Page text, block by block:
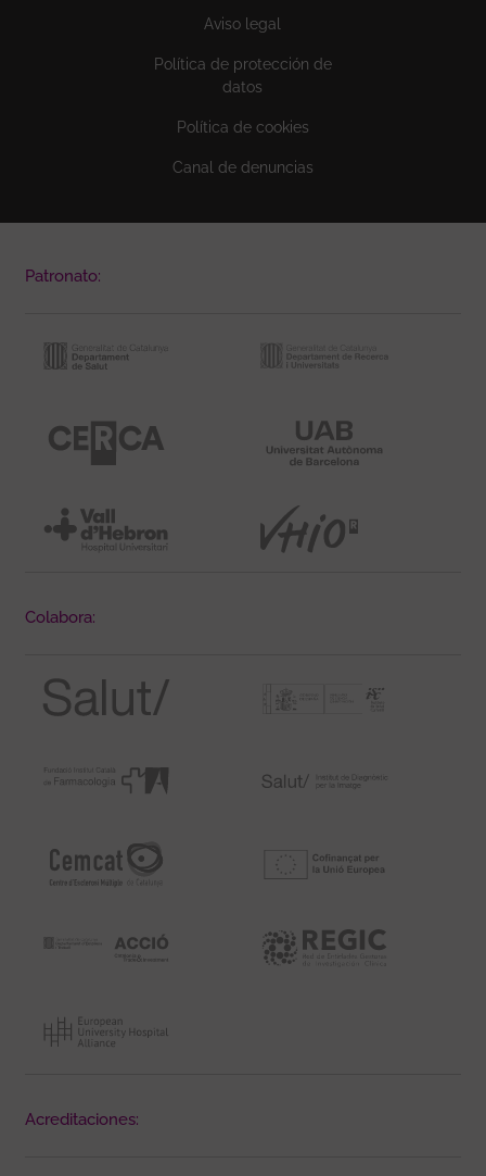
Aviso legal
Política de protección de
datos
Política de cookies
Canal de denuncias
Patronato:
Colabora:
Acreditaciones: